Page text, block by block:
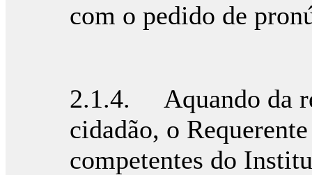
com o pedido de
2.1.4. Aquando da
cidadão, o
competentes do